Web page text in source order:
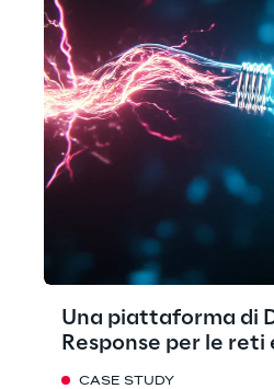
Una piattaforma di
Response per le
CASE STUDY